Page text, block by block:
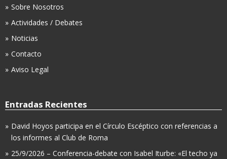
Sobre Nosotros
Actividades / Debates
Noticias
Contacto
Aviso Legal
Entradas Recientes
David Hoyos participa en el Círculo Escéptico con referencias a
los informes al Club de Roma
25/9/2026 – Conferencia-debate con Isabel Iturbe: «El techo ya